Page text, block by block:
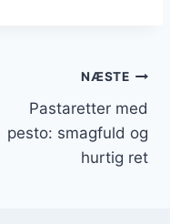
NÆSTE
Pastaretter med
pesto: smagfuld og
hurtig ret